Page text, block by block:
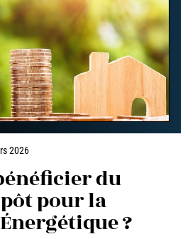
2026
du
pour la
?